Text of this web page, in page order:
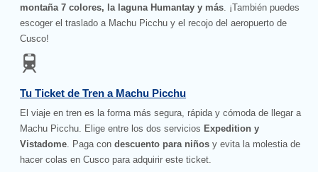
montaña 7 colores, la laguna Humantay y más. ¡También puedes
escoger el traslado a Machu Picchu y el recojo del aeropuerto de
Cusco!
Tu Ticket de Tren a Machu Picchu
El viaje en tren es la forma más segura, rápida y cómoda de llegar a
Machu Picchu. Elige entre los dos servicios Expedition y
Vistadome. Paga condescuento para niños y evita la molestia de
hacer colas en Cusco para adquirir este ticket.